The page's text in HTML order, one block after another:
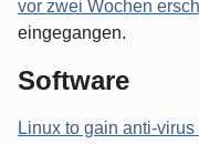
vor zwei Wochen
eingegangen.
Software
Linux to gain anti-virus